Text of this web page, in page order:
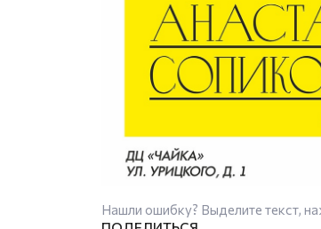
Нашли ошибку? Выделите текст,